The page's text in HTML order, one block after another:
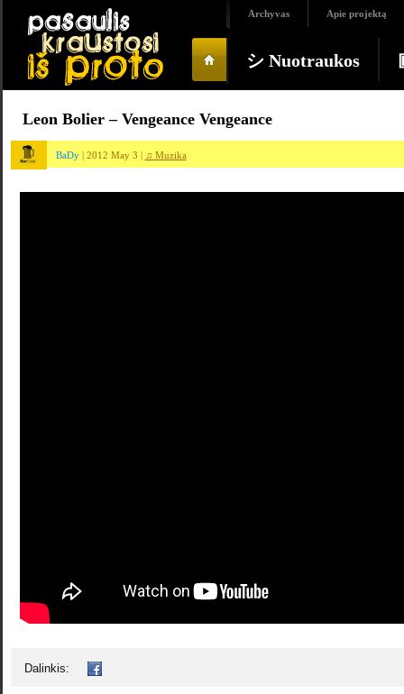
Archyvas Apie projektą
シ Nuotraukos
Leon Bolier – Vengeance Vengeance
BaDy| 2012 May 3 | ♫ Muzika
Dalinkis: